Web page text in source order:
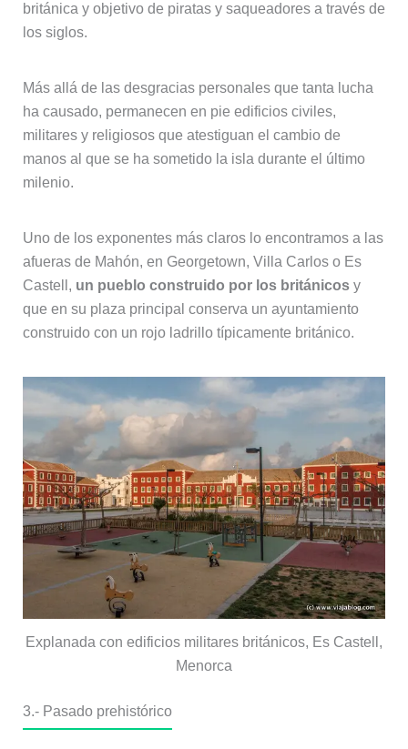
británica y objetivo de piratas y saqueadores a través de
los siglos.
Más allá de las desgracias personales que tanta lucha
ha causado, permanecen en pie edificios civiles,
militares y religiosos que atestiguan el cambio de
manos al que se ha sometido la isla durante el último
milenio.
Uno de los exponentes más claros lo encontramos a las
afueras de Mahón, en Georgetown, Villa Carlos o Es
Castell, un pueblo construido por los británicosy
que en su plaza principal conserva un ayuntamiento
construido con un rojo ladrillo típicamente británico.
Explanada con edificios militares británicos, Es Castell,
Menorca
3.- Pasado prehistórico